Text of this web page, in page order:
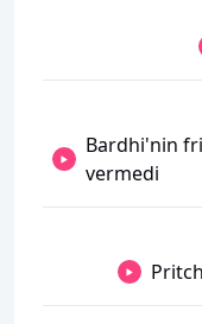
Bardhi'nin
vermedi